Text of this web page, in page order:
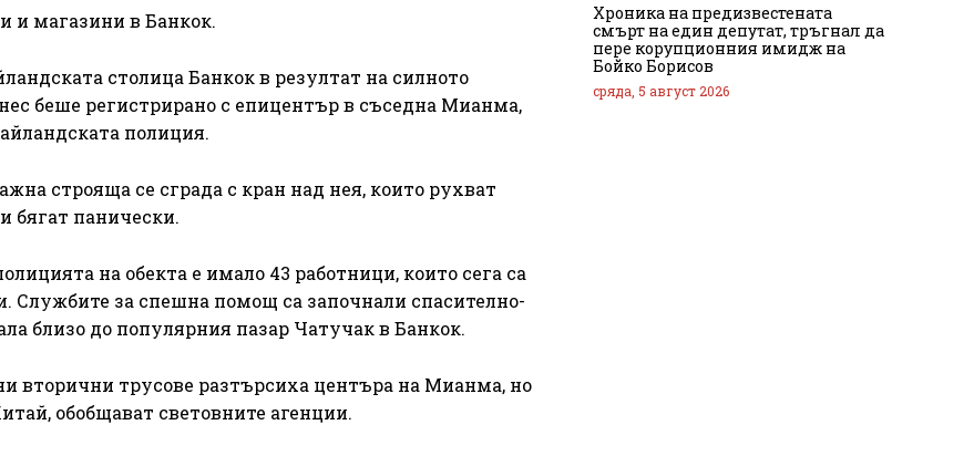
и магазини в Банкок.
столица Банкок в резултат на силното
беше регистрирано с епицентър в съседна Мианма,
полиция.
строяща се сграда с кран над нея, които рухват
бягат панически.
на обекта е имало 43 работници, които сега са
Службите за спешна помощ са започнали спасително-
близо до популярния пазар Чатучак в Банкок.
вторични трусове разтърсиха центъра на Мианма, но
обобщават световните агенции.
Хроника на предизвестената
смърт на един депутат, тръгнал да
пере корупционния имидж на
Бойко Борисов
сряда, 5 август 2026